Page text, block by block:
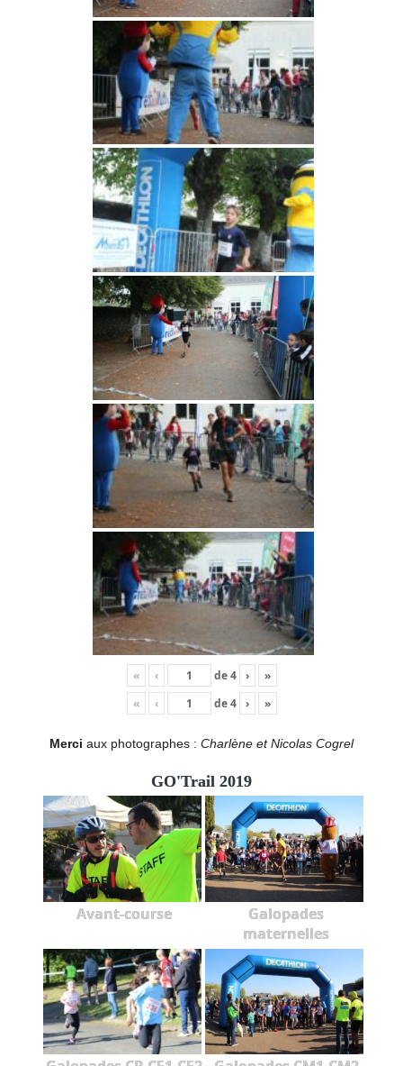
« ‹ de4 ›
»
«
‹ de4 › »
Merci aux photographes : Charlène et Nicolas Cogrel
GO'Trail 2019
Avant-course
Galopades
maternelles